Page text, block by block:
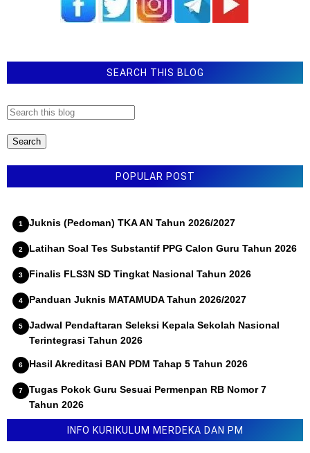
Contoh KSP SMP - MTS format word dan pdf
Hari Pertama Semester Genap
Permendikdasmen Nomor 13 Tahun 2025 tentang
SEARCH THIS BLOG
POPULAR POST
Juknis (Pedoman) TKA AN Tahun 2026/2027
Latihan Soal Tes Substantif PPG Calon Guru Tahun 2026
Finalis FLS3N SD Tingkat Nasional Tahun 2026
Panduan Juknis MATAMUDA Tahun 2026/2027
Jadwal Pendaftaran Seleksi Kepala Sekolah Nasional
Terintegrasi Tahun 2026
Hasil Akreditasi BAN PDM Tahap 5 Tahun 2026
Tugas Pokok Guru Sesuai Permenpan RB Nomor 7
Tahun 2026
Lomba Inovasi Karya Guru 2026 (LINKAR)
INFO KURIKULUM MERDEKA DAN PM